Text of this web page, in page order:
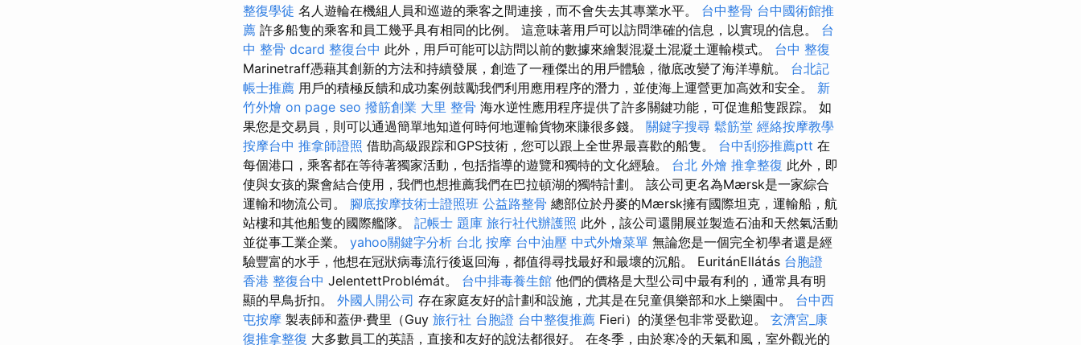
整復學徒 名人遊輪在機組人員和巡遊的乘客之間連接，而不會失去其專業水平。 台中整骨 台中國術館推
薦 許多船隻的乘客和員工幾乎具有相同的比例。 這意味著用戶可以訪問準確的信息，以實現的信息。 台
中 整骨 dcard 整復台中 此外，用戶可能可以訪問以前的數據來繪製混凝土混凝土運輸模式。 台中 整復
Marinetraff憑藉其創新的方法和持續發展，創造了一種傑出的用戶體驗，徹底改變了海洋導航。 台北記
帳士推薦 用戶的積極反饋和成功案例鼓勵我們利用應用程序的潛力，並使海上運營更加高效和安全。 新
竹外燴 on page seo 撥筋創業 大里 整骨 海水逆性應用程序提供了許多關鍵功能，可促進船隻跟踪。 如
果您是交易員，則可以通過簡單地知道何時何地運輸貨物來賺很多錢。 關鍵字搜尋 鬆筋堂 經絡按摩教學
按摩台中 推拿師證照 借助高級跟踪和GPS技術，您可以跟上全世界最喜歡的船隻。 台中刮痧推薦ptt 在
每個港口，乘客都在等待著獨家活動，包括指導的遊覽和獨特的文化經驗。 台北 外燴 推拿整復 此外，即
使與女孩的聚會結合使用，我們也想推薦我們在巴拉頓湖的獨特計劃。 該公司更名為Mærsk是一家綜合
運輸和物流公司。 腳底按摩技術士證照班 公益路整骨 總部位於丹麥的Mærsk擁有國際坦克，運輸船，航
站樓和其他船隻的國際艦隊。 記帳士 題庫 旅行社代辦護照 此外，該公司還開展並製造石油和天然氣活動
並從事工業企業。 yahoo關鍵字分析 台北 按摩 台中油壓 中式外燴菜單 無論您是一個完全初學者還是經
驗豐富的水手，他想在冠狀病毒流行後返回海，都值得尋找最好和最壞的沉船。 EuritánEllátás 台胞證
香港 整復台中 JelentettProblémát。 台中排毒養生館 他們的價格是大型公司中最有利的，通常具有明
顯的早鳥折扣。 外國人開公司 存在家庭友好的計劃和設施，尤其是在兒童俱樂部和水上樂園中。 台中西
屯按摩 製表師和蓋伊·費里（Guy 旅行社 台胞證 台中整復推薦 Fieri）的漢堡包非常受歡迎。 玄濟宮_康
復推拿整復 大多數員工的英語，直接和友好的說法都很好。 在冬季，由於寒冷的天氣和風，室外觀光的